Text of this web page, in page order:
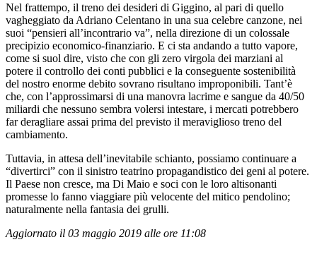
Nel frattempo, il treno dei desideri di Giggino, al pari di quello
vagheggiato da Adriano Celentano in una sua celebre canzone, nei
suoi “pensieri all’incontrario va”, nella direzione di un colossale
precipizio economico-finanziario. E ci sta andando a tutto vapore,
come si suol dire, visto che con gli zero virgola dei marziani al
potere il controllo dei conti pubblici e la conseguente sostenibilità
del nostro enorme debito sovrano risultano improponibili. Tant’è
che, con l’approssimarsi di una manovra lacrime e sangue da 40/50
miliardi che nessuno sembra volersi intestare, i mercati potrebbero
far deragliare assai prima del previsto il meraviglioso treno del
cambiamento.
Tuttavia, in attesa dell’inevitabile schianto, possiamo continuare a
“divertirci” con il sinistro teatrino propagandistico dei geni al potere.
Il Paese non cresce, ma Di Maio e soci con le loro altisonanti
promesse lo fanno viaggiare più velocente del mitico pendolino;
naturalmente nella fantasia dei grulli.
Aggiornato il 03 maggio 2019 alle ore 11:08